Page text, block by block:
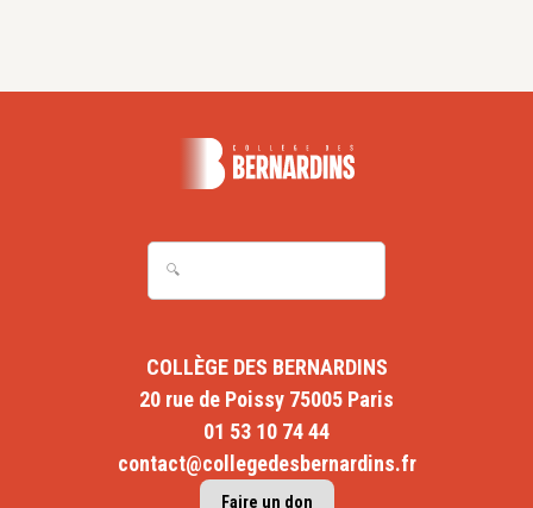
COLLÈGE DES BERNARDINS
20 rue de Poissy 75005 Paris
01 53 10 74 44
contact@collegedesbernardins.fr
Faire un don